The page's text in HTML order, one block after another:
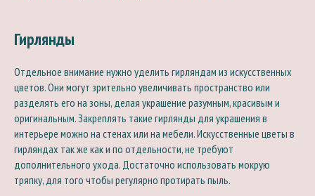
Гирлянды
Отдельное внимание нужно уделить гирляндам из искусственных
цветов. Они могут зрительно увеличивать пространство или
разделять его на зоны, делая украшение разумным, красивым и
оригинальным. Закреплять такие гирлянды для украшения в
интерьере можно на стенах или на мебели. Искусственные цветы в
гирляндах так же как и по отдельности, не требуют
дополнительного ухода. Достаточно использовать мокрую
тряпку, для того чтобы регулярно протирать пыль.